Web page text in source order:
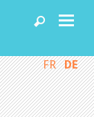
FR DE